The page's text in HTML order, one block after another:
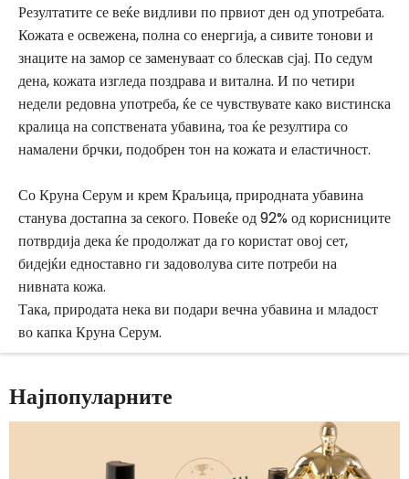
Резултатите се веќе видливи по првиот ден од употребата.
Кожата е освежена, полна со енергија, а сивите тонови и
знаците на замор се заменуваат со блескав сјај. По седум
дена, кожата изгледа поздрава и витална. И по четири
недели редовна употреба, ќе се чувствувате како вистинска
кралица на сопствената убавина, тоа ќе резултира со
намалени брчки, подобрен тон на кожата и еластичност.
Со Круна Серум и крем Краљица, природната убавина
станува достапна за секого. Повеќе од 92% од корисниците
потврдија дека ќе продолжат да го користат овој сет,
бидејќи едноставно ги задоволува сите потреби на
нивната кожа.
Така, природата нека ви подари вечна убавина и младост
во капка Круна Серум.
Најпопуларните